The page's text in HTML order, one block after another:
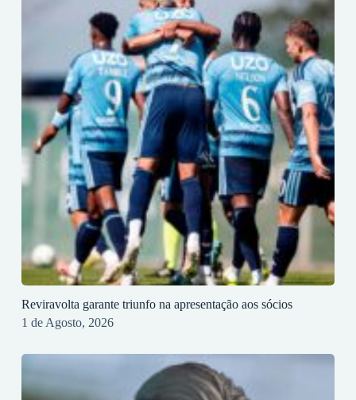
Reviravolta garante triunfo na apresentação aos sócios
1 de Agosto, 2026